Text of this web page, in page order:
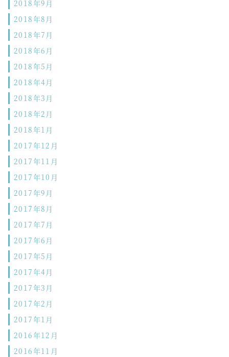
2018年9月
2018年8月
2018年7月
2018年6月
2018年5月
2018年4月
2018年3月
2018年2月
2018年1月
2017年12月
2017年11月
2017年10月
2017年9月
2017年8月
2017年7月
2017年6月
2017年5月
2017年4月
2017年3月
2017年2月
2017年1月
2016年12月
2016年11月